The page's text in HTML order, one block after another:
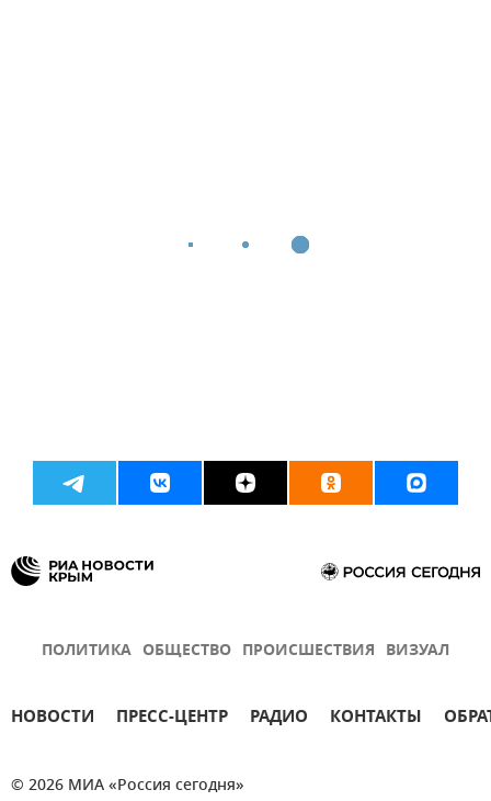
ПОЛИТИКА ОБЩЕСТВО ПРОИСШЕСТВИЯ ВИЗУАЛ
НОВОСТИ ПРЕСС-ЦЕНТР РАДИО КОНТАКТЫ
© 2026 МИА «Россия сегодня»